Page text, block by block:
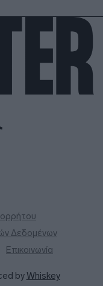
Δεδομένων
Επικοινωνία
byWhiskey